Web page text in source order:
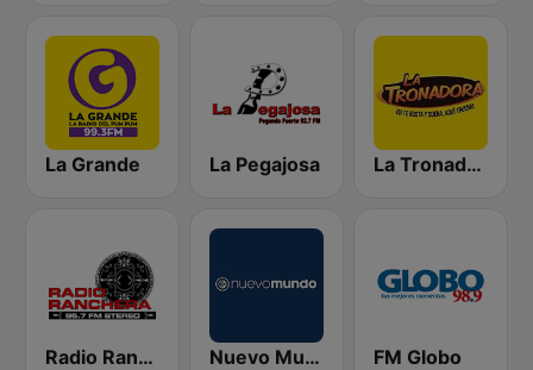
La Grande La Pegajosa La Tronadora
Radio Ranchera Nuevo Mundo FM Globo